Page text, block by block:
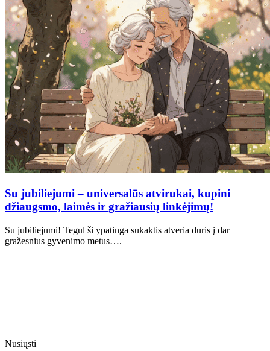
Su jubiliejumi – universalūs atvirukai, kupini
džiaugsmo, laimės ir gražiausių linkėjimų!
Su jubiliejumi! Tegul ši ypatinga sukaktis atveria duris į dar
gražesnius gyvenimo metus….
Nusiųsti